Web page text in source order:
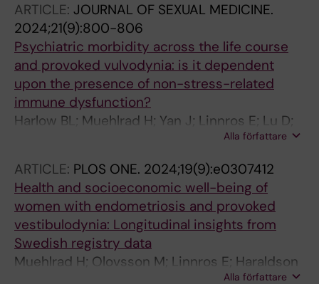
ARTICLE: JOURNAL OF SEXUAL MEDICINE.
2024;21(9):800-806
Psychiatric morbidity across the life course
and provoked vulvodynia: is it dependent
upon the presence of non-stress-related
immune dysfunction?
Harlow BL; Muehlrad H; Yan J; Linnros E; Lu D;
Alla författare
ARTICLE: PLOS ONE. 2024;19(9):e0307412
Health and socioeconomic well-being of
women with endometriosis and provoked
vestibulodynia: Longitudinal insights from
Swedish registry data
Muehlrad H; Olovsson M; Linnros E; Haraldson
Alla författare